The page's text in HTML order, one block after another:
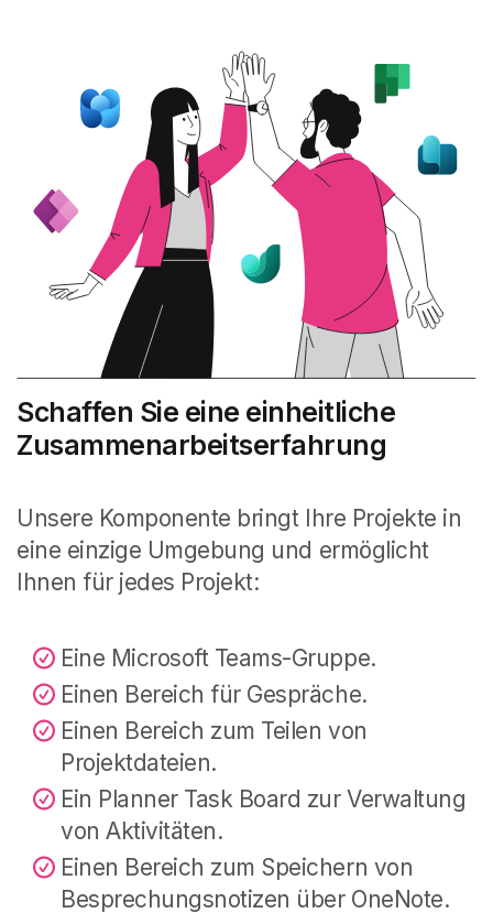
Schaffen Sie eine einheitliche
Zusammenarbeitserfahrung
Unsere Komponente bringt Ihre Projekte in
eine einzige Umgebung und ermöglicht
Ihnen für jedes Projekt:
Eine Microsoft Teams-Gruppe.
Einen Bereich für Gespräche.
Einen Bereich zum Teilen von
Projektdateien.
Ein Planner Task Board zur Verwaltung
von Aktivitäten.
Einen Bereich zum Speichern von
Besprechungsnotizen über OneNote.